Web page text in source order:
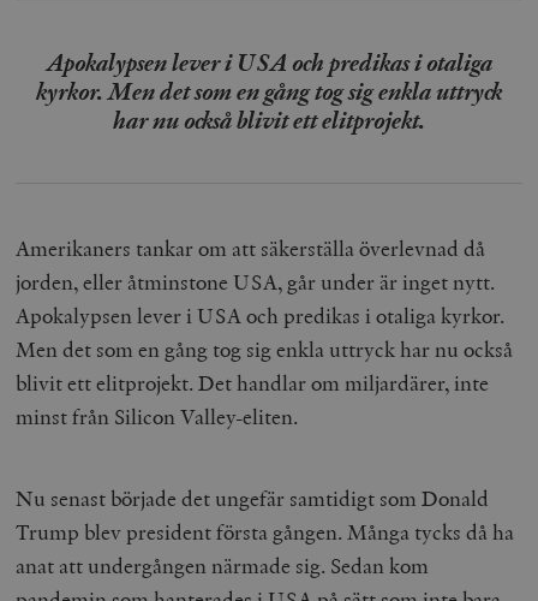
Apokalypsen lever i USA och predikas i otaliga
kyrkor. Men det som en gång tog sig enkla uttryck
har nu också blivit ett elitprojekt.
Amerikaners tankar om att säkerställa överlevnad då
jorden, eller åtminstone USA, går under är inget nytt.
Apokalypsen lever i USA och predikas i otaliga kyrkor.
Men det som en gång tog sig enkla uttryck har nu också
blivit ett elitprojekt. Det handlar om miljardärer, inte
minst från Silicon Valley-eliten.
Nu senast började det ungefär samtidigt som Donald
Trump blev president första gången. Många tycks då ha
anat att undergången närmade sig. Sedan kom